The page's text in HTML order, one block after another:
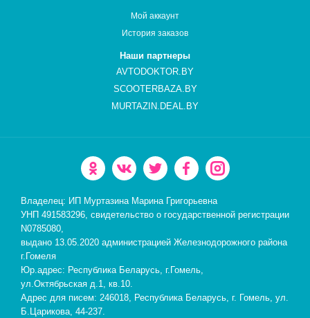
Мой аккаунт
История заказов
Наши партнеры
AVTODOKTOR.BY
SCOOTERBAZA.BY
MURTAZIN.DEAL.BY
Владелец: ИП Муртазина Марина Григорьевна
УНП 491583296, свидетельство о государственной регистрации
N0785080,
выдано 13.05.2020 администрацией Железнодорожного района
г.Гомеля
Юр.адрес: Республика Беларусь, г.Гомель,
ул.Октябрьская д.1, кв.10.
Адрес для писем: 246018, Республика Беларусь, г. Гомель, ул.
Б.Царикова, 44-237.